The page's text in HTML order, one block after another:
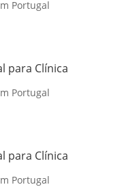
Portugal
para Clínica
Portugal
para Clínica
Portugal